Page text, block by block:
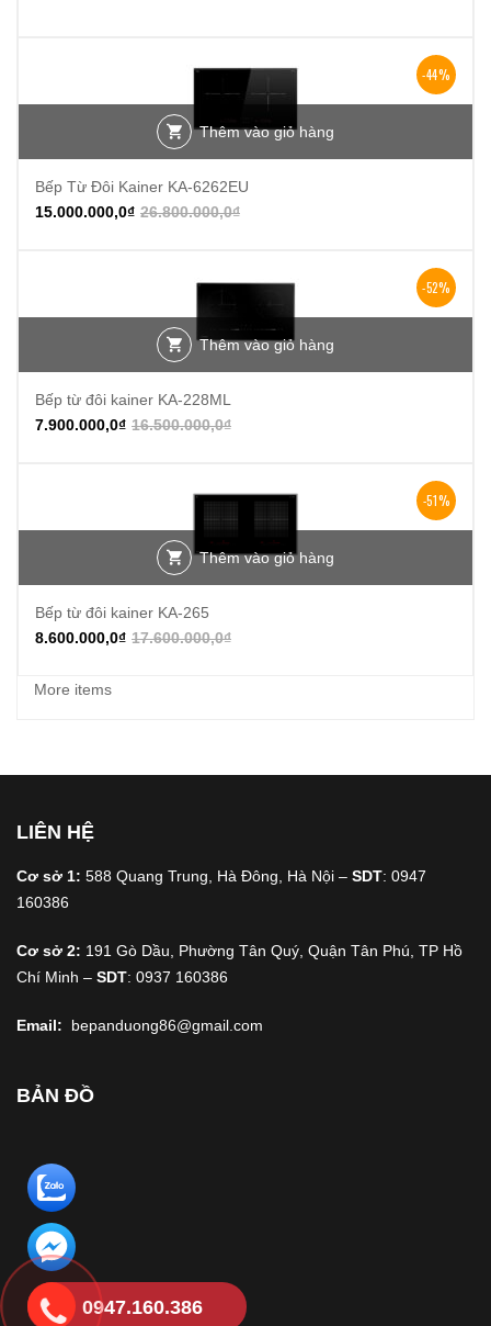
-44%
Thêm vào giỏ hàng
Bếp Từ Đôi Kainer KA-6262EU
26.800.000,0₫
15.000.000,0₫
-52%
Thêm vào giỏ hàng
Bếp từ đôi kainer KA-228ML
16.500.000,0₫
7.900.000,0₫
-51%
Thêm vào giỏ hàng
Bếp từ đôi kainer KA-265
17.600.000,0₫
8.600.000,0₫
More items
LIÊN HỆ
Cơ sở 1: 588 Quang Trung, Hà Đông, Hà Nội – SDT: 0947
160386
Cơ sở 2: 191 Gò Dầu, Phường Tân Quý, Quận Tân Phú, TP Hồ
Chí Minh – SDT: 0937 160386
Email: bepanduong86@gmail.com
BẢN ĐỒ
0947.160.386